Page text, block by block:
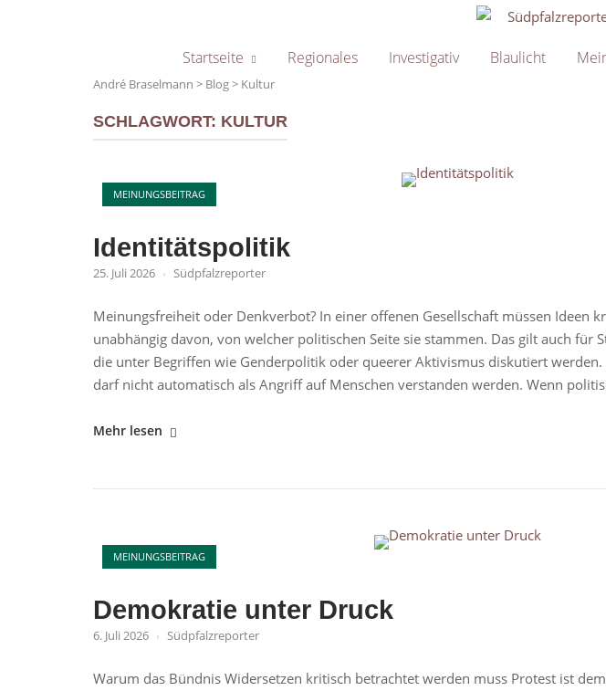
Home
Startseite Regionales Investigativ Blaulicht
André Braselmann > Blog> Kultur
SCHLAGWORT: KULTUR
MEINUNGSBEITRAG
Open post
Identitätspolitik
25. Juli 2026 Südpfalzreporter
Meinungsfreiheit oder Denkverbot? In einer offenen Gesellschaft müssen Ideen
unabhängig davon, von welcher politischen Seite sie stammen. Das gilt auch für
die unter Begriffen wie Genderpolitik oder queerer Aktivismus diskutiert
darf nicht automatisch als Angriff auf Menschen verstanden werden. Wenn
"Identitätspolitik"
Mehr lesen
MEINUNGSBEITRAG
Open post
Demokratie unter Druck
6. Juli 2026 Südpfalzreporter
Warum das Bündnis Widersetzen kritisch betrachtet werden muss Protest ist